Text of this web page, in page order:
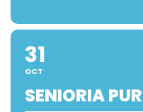
31
OCT
SENIORIA